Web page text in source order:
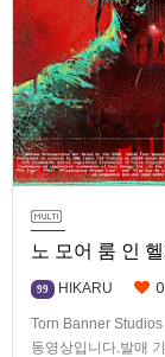
노 모어 룸 인
99 HIKARU 0
Torn Banner
동영상입니다.발매